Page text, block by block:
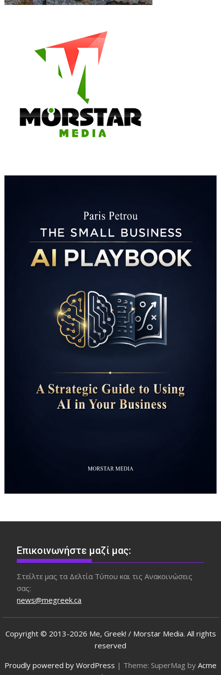
Επικοινωνήστε μαζί μας:
Στείλτε μας τα Δελτία Τύπου και τις Ανακοινώσεις
σας:
news@megreek.ca
Copyright © 2013-2026 Me, Greek! / Morstar Media. All rights
reserved
Proudly powered by WordPress | Theme: SuperMag by Acme